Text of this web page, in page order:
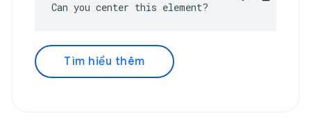
Can you center this element?
Tìm hiểu thêm